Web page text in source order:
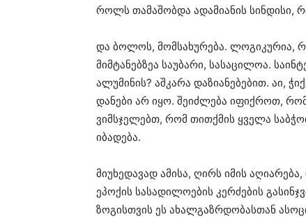
როლს თამაშობდა ადამიანის სინდისი,
და ბოლოს, მომსახურება. ლოგიკურია,
მიმტანებზეა საუბარი, სასაცილოა.
ალუმინის? აშკარა დაზიანებებით. აი,
დანები არ იყო. შეიძლება იფიქროთ,
ვიმსჯელებთ, რომ თითქმის ყველა
იბადება.
მიუხედავად ამისა, ღირს იმის
ეპოქის სასადილოების კერძების
ზოგისთვის ეს ახალგაზრდობასთან